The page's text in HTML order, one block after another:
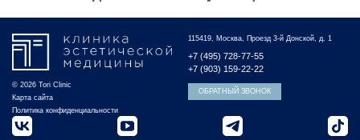
© 2026 Tori Clinic
Карта сайта
Политика конфиденциальности
115419, Москва, Проезд 3-й Донской, д. 1
+7 (495) 728-77-55
+7 (903) 159-22-22
ОБРАТНЫЙ ЗВОНОК